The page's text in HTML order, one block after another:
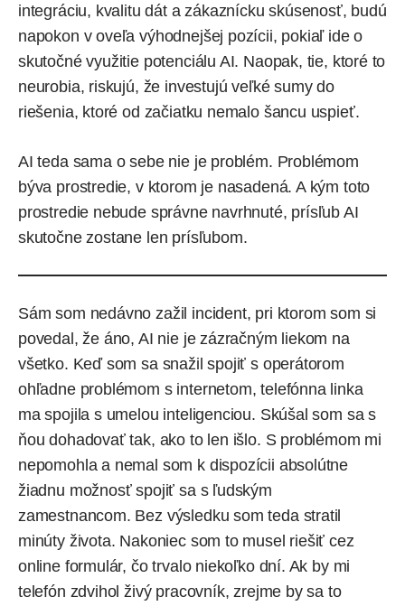
integráciu, kvalitu dát a zákaznícku skúsenosť, budú
napokon v oveľa výhodnejšej pozícii, pokiaľ ide o
skutočné využitie potenciálu AI. Naopak, tie, ktoré to
neurobia, riskujú, že investujú veľké sumy do
riešenia, ktoré od začiatku nemalo šancu uspieť.
AI teda sama o sebe nie je problém. Problémom
býva prostredie, v ktorom je nasadená. A kým toto
prostredie nebude správne navrhnuté, prísľub AI
skutočne zostane len prísľubom.
Sám som nedávno zažil incident, pri ktorom som si
povedal, že áno, AI nie je zázračným liekom na
všetko. Keď som sa snažil spojiť s operátorom
ohľadne problémom s internetom, telefónna linka
ma spojila s umelou inteligenciou. Skúšal som sa s
ňou dohadovať tak, ako to len išlo. S problémom mi
nepomohla a nemal som k dispozícii absolútne
žiadnu možnosť spojiť sa s ľudským
zamestnancom. Bez výsledku som teda stratil
minúty života. Nakoniec som to musel riešiť cez
online formulár, čo trvalo niekoľko dní. Ak by mi
telefón zdvihol živý pracovník, zrejme by sa to